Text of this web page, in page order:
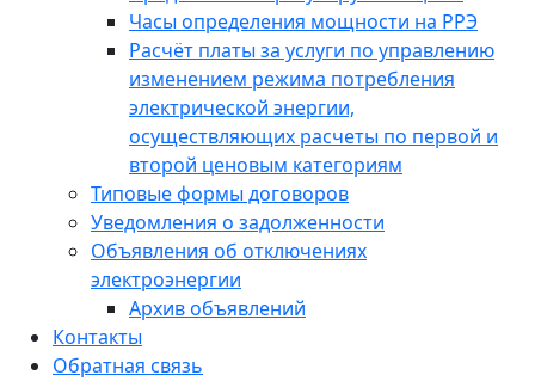
Часы определения мощности на РРЭ
Расчёт платы за услуги по управлению
изменением режима потребления
электрической энергии,
осуществляющих расчеты по первой и
второй ценовым категориям
Типовые формы договоров
Уведомления о задолженности
Объявления об отключениях
электроэнергии
Архив объявлений
Контакты
Обратная связь